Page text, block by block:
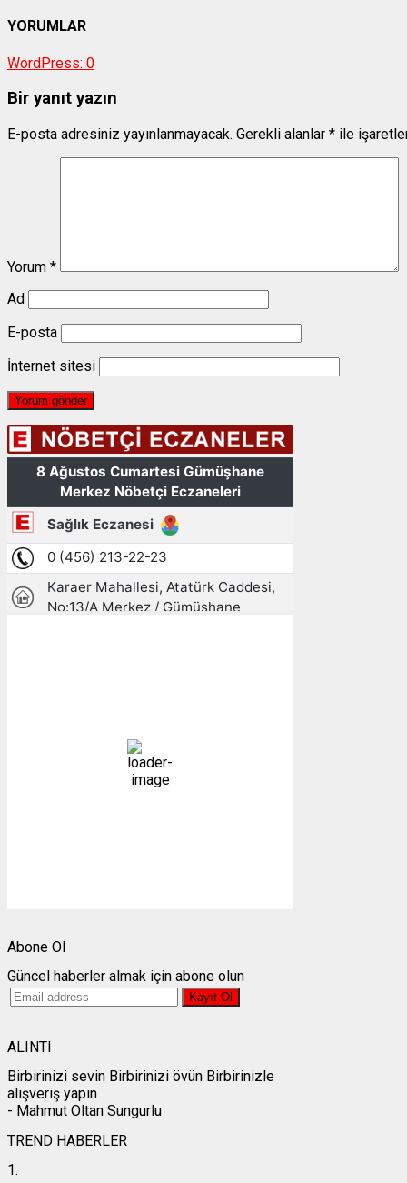
YORUMLAR
WordPress: 0
Bir yanıt yazın
E-posta adresiniz yayınlanmayacak. Gerekli alanlar * ile
Yorum *
Ad
E-posta
İnternet sitesi
57 %
1006 mb
Abone Ol
Güncel haberler almak için abone olun
ALINTI
Birbirinizi sevin Birbirinizi övün Birbirinizle
alışveriş yapın
- Mahmut Oltan Sungurlu
TREND HABERLER
1.